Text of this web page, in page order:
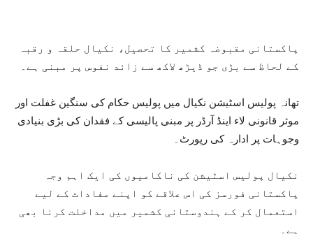
پاکستانی مقبوضہ کشمیر کا تحصیل، نکیال حلقہ و رقبہ
کے لحاظ سے بڑی جو ڈیڑھ لاکھ سے زائد نفوس پر مبنی ہے۔
تھانہ پولیس اسٹیشن نکیال میں پولیس حکام کی سنگین غفلت اور
موثر قانونی لاء اینڈ آرڈر پر مبنی پالیسی کے فقدان کی بڑی بنیادی
وجوہات پر ادارہ کی رپورٹ۔
نکیال پولیس اسٹیشن کی ناکامیوں کی ایک اہم وجہ
پاکستانی فورسز کی اس علاقے کو اپنے مفادات کے لیے
استعمال کر کے ہندوستانی کشمیر میں مداخلت کرنا بھی
ہے۔